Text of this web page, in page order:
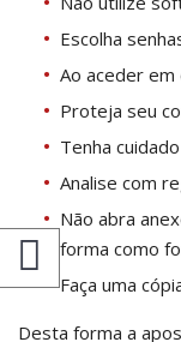
Escolha
Ao aceder
Proteja seu
Tenha
Analise com
Não abra
forma como
Faça uma
Desta forma a